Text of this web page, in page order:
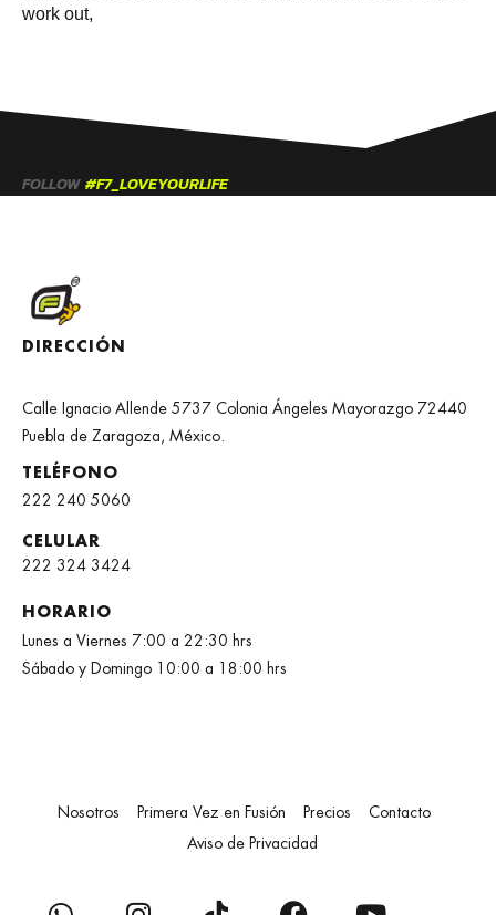
work out,
FOLLOW #F7_LOVEYOURLIFE
DIRECCIÓN
Calle Ignacio Allende 5737 Colonia Ángeles Mayorazgo 72440
Puebla de Zaragoza, México.
TELÉFONO
222 240 5060
CELULAR
222 324 3424
HORARIO
Lunes a Viernes 7:00 a 22:30 hrs
Sábado y Domingo 10:00 a 18:00 hrs
Nosotros Primera Vez en Fusión Precios
Contacto
Aviso de Privacidad